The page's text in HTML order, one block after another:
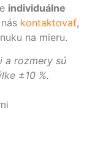
individuálne
kontaktovať,
na mieru.
a rozmery sú
±10 %.